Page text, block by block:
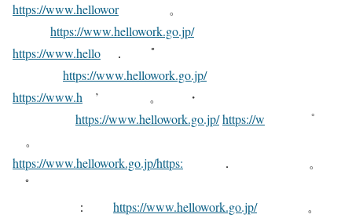
https://www.hellowor。
https://www.hellowork.go.jp/
https://www.hello ． ﾟ
https://www.hellowork.go.jp/
https://www.h ’ 。 ・
https://www.hellowork.go.jp/https://w ゜
。
https://www.hellowork.go.jp/https: ． 。
ﾟ
： https://www.hellowork.go.jp/。